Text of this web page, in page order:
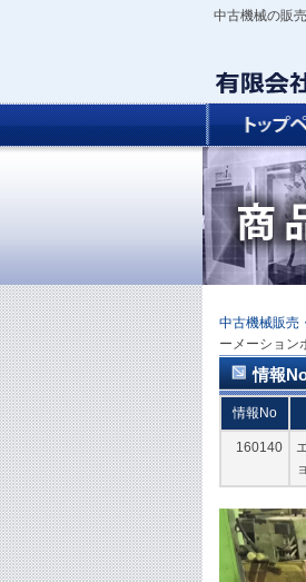
中古機械の販
中古機械販売
ーメーション
情報
情報No
160140